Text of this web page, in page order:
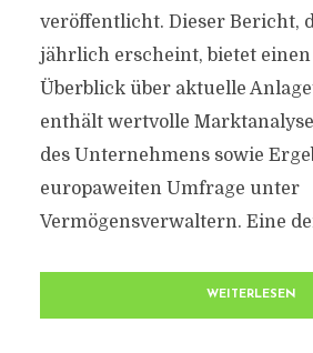
veröffentlicht. Dieser Bericht,
jährlich erscheint, bietet
Überblick über aktuelle
enthält wertvolle
des Unternehmens sowie
europaweiten Umfrage unter
Vermögensverwaltern. Eine
WEITERLESEN